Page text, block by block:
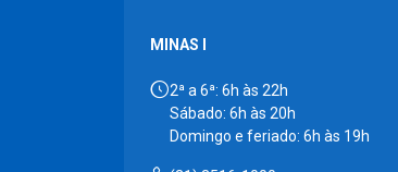
MINAS I
2ª a 6ª: 6h às 22h
Sábado: 6h às 20h
Domingo e feriado: 6h às 19h